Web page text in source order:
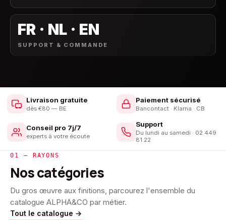
FR · NL · EN
SUPPORT & COMMANDE
Livraison gratuite
dès €80 — BE
Paiement sécurisé
Bancontact · Klarna · CB
Conseil pro 7j/7
experts à votre écoute
Support
Du lundi au samedi · 02 449
81 22
01 — RAYONS
Nos catégories
Du gros œuvre aux finitions, parcourez l'ensemble du
catalogue ALPHA&CO par métier.
Tout le catalogue →